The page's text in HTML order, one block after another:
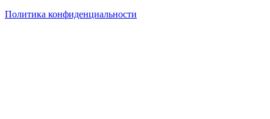
Политика конфиденциальности